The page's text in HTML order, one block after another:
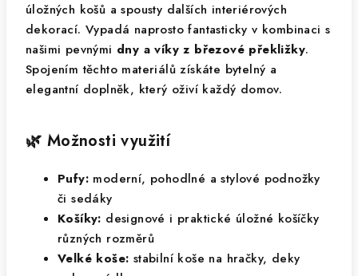
úložných košů a spousty dalších interiérových
dekorací. Vypadá naprosto fantasticky v kombinaci s
našimi pevnými dny a víky z březové překližky.
Spojením těchto materiálů získáte bytelný a
elegantní doplněk, který oživí každý domov.
🌿 Možnosti využití
Pufy: moderní, pohodlné a stylové podnožky
či sedáky
Košíky: designové i praktické úložné košíčky
různých rozměrů
Velké koše: stabilní koše na hračky, deky